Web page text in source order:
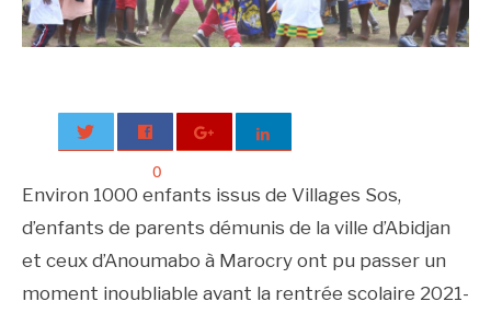
0
Environ 1000 enfants issus de Villages Sos,
d’enfants de parents démunis de la ville d’Abidjan
et ceux d’Anoumabo à Marocry ont pu passer un
moment inoubliable avant la rentrée scolaire 2021-